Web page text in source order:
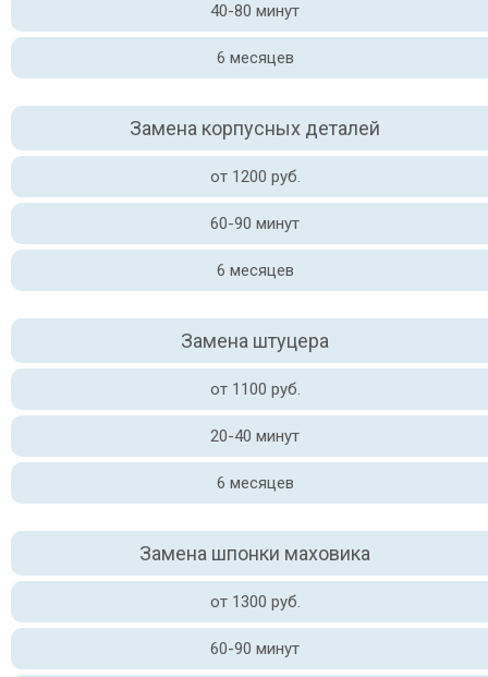
40-80 минут
6 месяцев
Замена корпусных деталей
от 1200 руб.
60-90 минут
6 месяцев
Замена штуцера
от 1100 руб.
20-40 минут
6 месяцев
Замена шпонки маховика
от 1300 руб.
60-90 минут